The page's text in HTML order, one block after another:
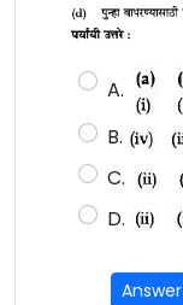
A.
B.
C.
D.
Answer